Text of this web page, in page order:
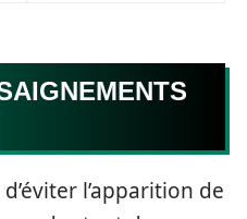
l’apparition de